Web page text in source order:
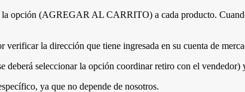
la opción (AGREGAR AL CARRITO) a cada producto.
la dirección que tiene ingresada en su cuenta de
deberá seleccionar la opción coordinar retiro con el
ya que no depende de nosotros.